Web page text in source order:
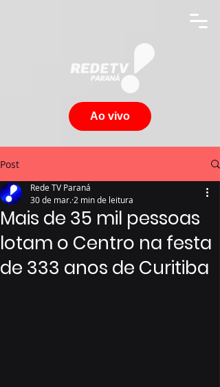
Ao vivo
Post
Mais de 35 mil pessoas
lotam o Centro na festa
de 333 anos de Curitiba
Rede TV Paraná
30 de mar. 2 min de leitura